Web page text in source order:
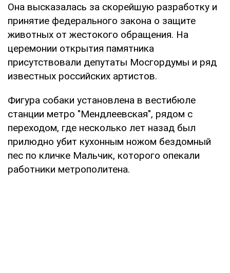
Она высказалась за скорейшую разработку и
принятие федерального закона о защите
животных от жестокого обращения. На
церемонии открытия памятника
присутствовали депутаты Мосгордумы и ряд
известных российских артистов.
Фигура собаки установлена в вестибюле
станции метро "Мендлеевская", рядом с
переходом, где несколько лет назад был
прилюдно убит кухонным ножом бездомный
пес по кличке Мальчик, которого опекали
работники метрополитена.